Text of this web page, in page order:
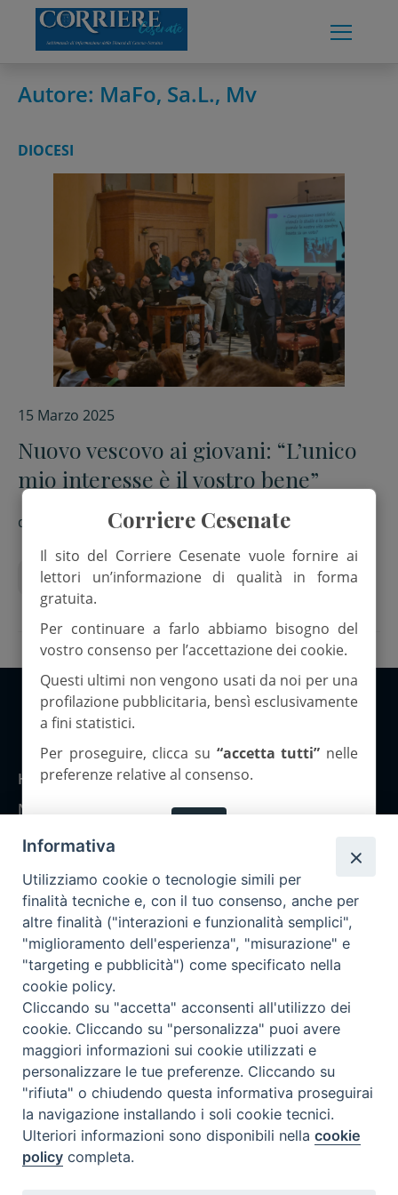
content
Autore: MaFo, Sa.L., Mv
DIOCESI
15 Marzo 2025
Nuovo vescovo ai giovani: “L’unico
mio interesse è il vostro bene”
di MaFo, Sa.L., Mv
Diocesi monsignor antonio giuseppe caiazzo
Copyright 2026 ©Corriere Cesenate
Home
Notizie
Rubriche
Chi siamo
Come abbonarsi
Contatti
Corriere Cesenate
Il sito del Corriere Cesenate vuole fornire ai
lettori un’informazione di qualità in forma
gratuita.
Per continuare a farlo abbiamo bisogno del
vostro consenso per l’accettazione dei cookie.
Questi ultimi non vengono usati da noi per una
profilazione pubblicitaria, bensì esclusivamente
a fini statistici.
Per proseguire, clicca su “accetta tutti” nelle
preferenze relative al consenso.
Informativa
Utilizziamo cookie o tecnologie simili per
finalità tecniche e, con il tuo consenso, anche per
altre finalità ("interazioni e funzionalità semplici",
"miglioramento dell'esperienza", "misurazione" e
"targeting e pubblicità") come specificato nella
cookie policy.
Cliccando su "accetta" acconsenti all'utilizzo dei
cookie. Cliccando su "personalizza" puoi avere
maggiori informazioni sui cookie utilizzati e
personalizzare le tue preferenze. Cliccando su
"rifiuta" o chiudendo questa informativa proseguirai
la navigazione installando i soli cookie tecnici.
Ulteriori informazioni sono disponibili nellacookie
policy completa.